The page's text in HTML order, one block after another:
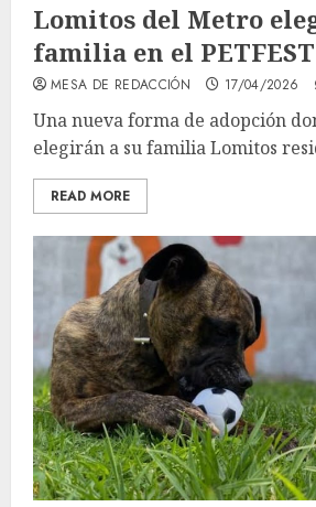
Lomitos del Metro
familia en el PETFEST
MESA DE REDACCIÓN 17/04/2026
Una nueva forma de adopción
elegirán a su familia Lomitos
READ MORE